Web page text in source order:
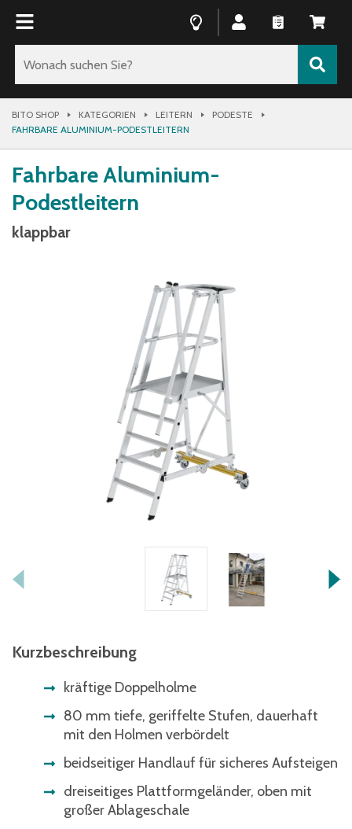
BITO SHOP KATEGORIEN LEITERN
PODESTE
FAHRBARE ALUMINIUM-PODESTLEITERN
Fahrbare Aluminium-
Podestleitern
klappbar
Kurzbeschreibung
kräftige Doppelholme
80 mm tiefe, geriffelte Stufen, dauerhaft
mit den Holmen verbördelt
beidseitiger Handlauf für sicheres Aufsteigen
dreiseitiges Plattformgeländer, oben mit
großer Ablageschale